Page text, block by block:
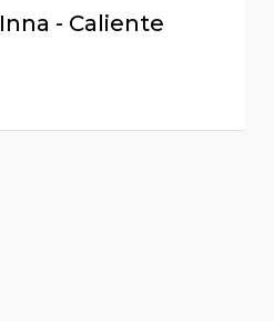
Inna - Caliente